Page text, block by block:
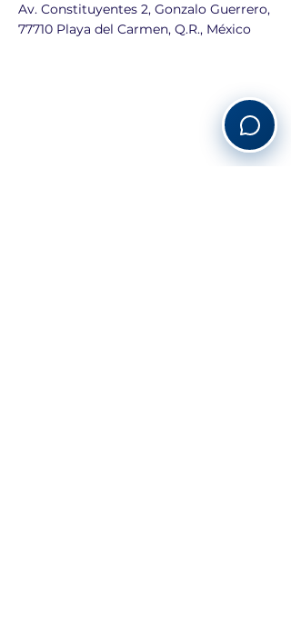
Av. Constituyentes 2, Gonzalo Guerrero,
77710 Playa del Carmen, Q.R., México